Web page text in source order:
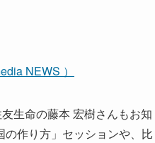
NEWS ）
生命の藤本 宏樹さんもお知
作り方」セッションや、比